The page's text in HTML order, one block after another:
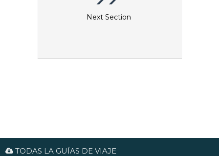
Next Section
TODAS LA GUÍAS DE VIAJE